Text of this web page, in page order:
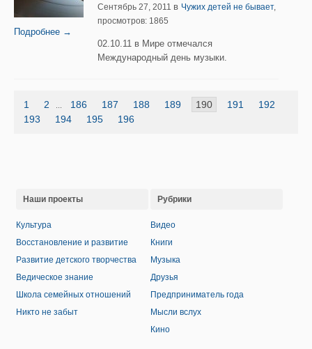
Подробнее →
Сентябрь 27, 2011 в Чужих детей не бывает,
просмотров: 1865
02.10.11 в Мире отмечался
Международный день музыки.
1 2 186 187 188 189 190 191
192
193
194 195 196
Наши проекты
Культура
Восстановление и развитие
Развитие детского творчества
Ведическое знание
Школа семейных отношений
Никто не забыт
Рубрики
Видео
Книги
Музыка
Друзья
Предприниматель года
Мысли вслух
Кино